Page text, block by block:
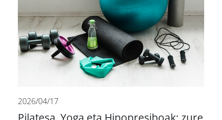
2026/04/17
Pilatesa, Yoga eta Hipopresiboak: zure